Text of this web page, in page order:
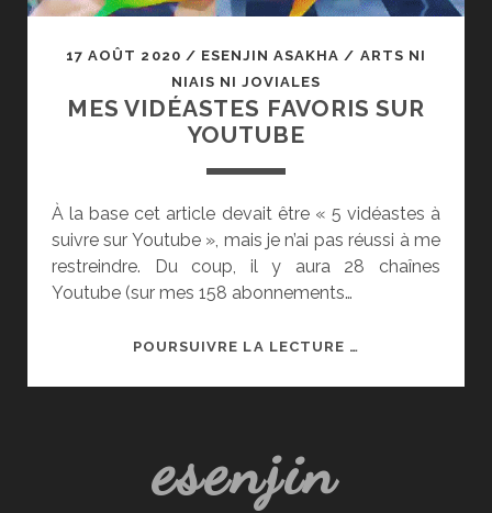
17 AOÛT 2020 / ESENJIN ASAKHA / ARTS NI
NIAIS NI JOVIALES
MES VIDÉASTES FAVORIS SUR
YOUTUBE
À la base cet article devait être « 5 vidéastes à
suivre sur Youtube », mais je n’ai pas réussi à me
restreindre. Du coup, il y aura 28 chaînes
Youtube (sur mes 158 abonnements…
POURSUIVRE LA LECTURE …
esenjin